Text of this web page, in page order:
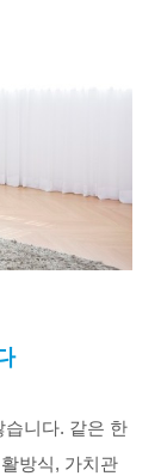
습니다. 같은 한
방식, 가치관